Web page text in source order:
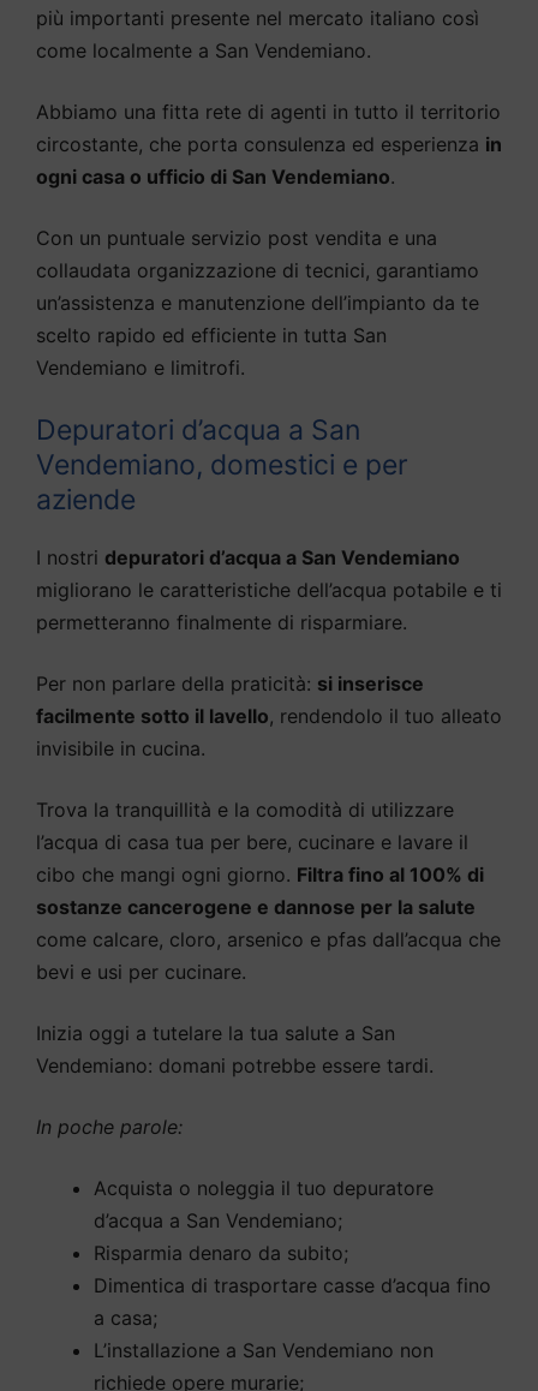
più importanti presente nel mercato italiano così
come localmente a San Vendemiano.
Abbiamo una fitta rete di agenti in tutto il territorio
circostante, che porta consulenza ed esperienza in
ogni casa o ufficio di San Vendemiano.
Con un puntuale servizio post vendita e una
collaudata organizzazione di tecnici, garantiamo
un’assistenza e manutenzione dell’impianto da te
scelto rapido ed efficiente in tutta San
Vendemiano e limitrofi.
Depuratori d’acqua a San
Vendemiano, domestici e per
aziende
I nostri depuratori d’acqua a San Vendemiano
migliorano le caratteristiche dell’acqua potabile e ti
permetteranno finalmente di risparmiare.
Per non parlare della praticità: si inserisce
facilmente sotto il lavello, rendendolo il tuo alleato
invisibile in cucina.
Trova la tranquillità e la comodità di utilizzare
l’acqua di casa tua per bere, cucinare e lavare il
cibo che mangi ogni giorno. Filtra fino al 100% di
sostanze cancerogene e dannose per la salute
come calcare, cloro, arsenico e pfas dall’acqua che
bevi e usi per cucinare.
Inizia oggi a tutelare la tua salute a San
Vendemiano: domani potrebbe essere tardi.
In poche parole:
Acquista o noleggia il tuo depuratore
d’acqua a San Vendemiano;
Risparmia denaro da subito;
Dimentica di trasportare casse d’acqua fino
a casa;
L’installazione a San Vendemiano non
richiede opere murarie;